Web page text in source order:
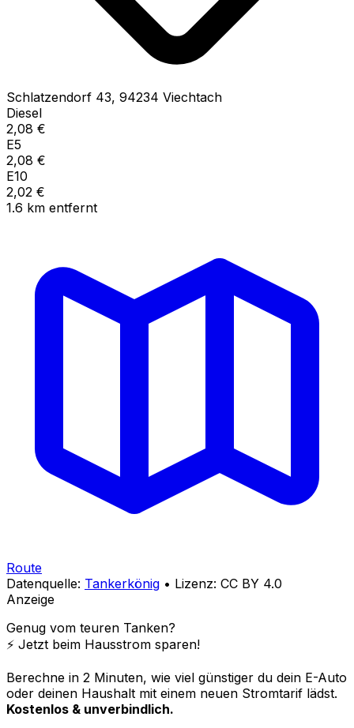
Schlatzendorf 43, 94234 Viechtach
Diesel
2,08 €
E5
2,08 €
E10
2,02 €
1.6 km entfernt
Route
Datenquelle: Tankerkönig • Lizenz: CC BY 4.0
Anzeige
Genug vom teuren Tanken?
⚡️ Jetzt beim Hausstrom sparen!
Berechne in 2 Minuten, wie viel günstiger du dein E-Auto
oder deinen Haushalt mit einem neuen Stromtarif lädst.
Kostenlos & unverbindlich.